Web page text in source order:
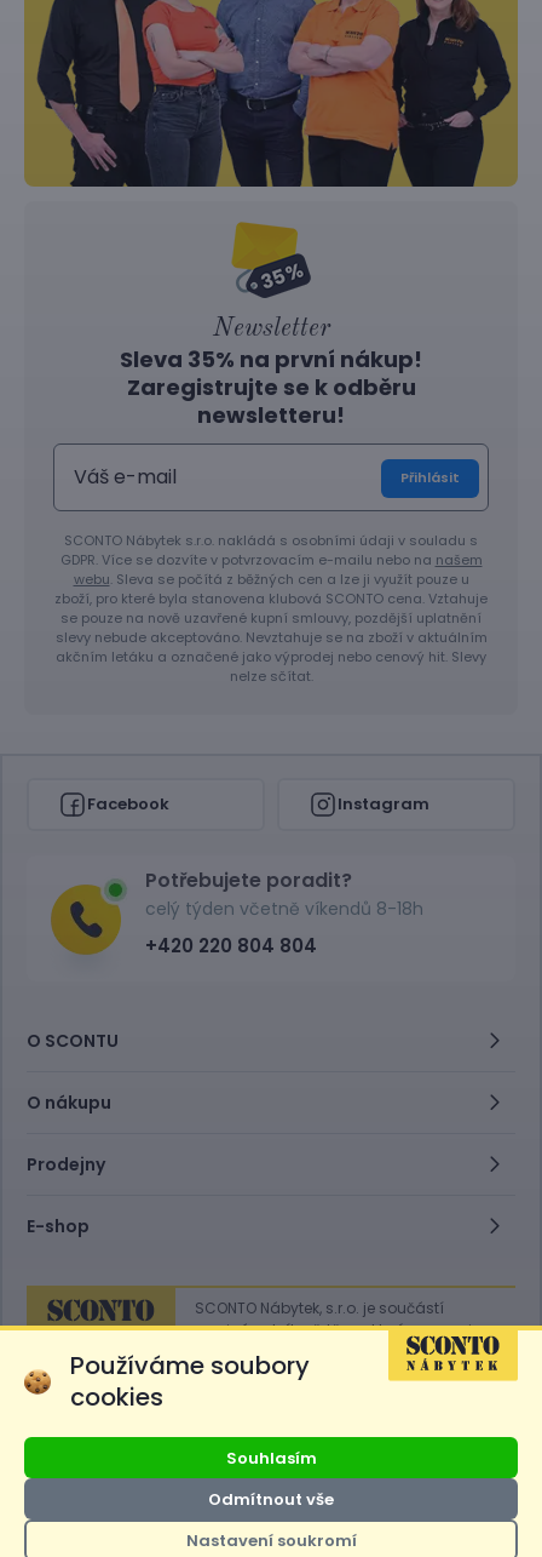
Newsletter
Sleva 35% na první nákup!
Zaregistrujte se k odběru
newsletteru!
Přihlásit
SCONTO Nábytek s.r.o. nakládá s osobními údaji v souladu s
GDPR. Více se dozvíte v potvrzovacím e-mailu nebo na našem
webu. Sleva se počítá z běžných cen a lze ji využít pouze u
zboží, pro které byla stanovena klubová SCONTO cena. Vztahuje
se pouze na nově uzavřené kupní smlouvy, pozdější uplatnění
slevy nebude akceptováno. Nevztahuje se na zboží v aktuálním
akčním letáku a označené jako výprodej nebo cenový hit. Slevy
nelze sčítat.
Facebook Instagram
Potřebujete poradit?
celý týden včetně víkendů 8-18h
+420 220 804 804
O SCONTU
O nákupu
Prodejny
E-shop
SCONTO Nábytek, s.r.o. je součástí
mezinárodního řetězce, který provozuje
obchodní domy
Sconto.
Ceny produktů na e-shopu sconto.cz jsou označeny následovně. Běžná
Používáme soubory
cookies
Souhlasím
Odmítnout vše
Nastavení soukromí